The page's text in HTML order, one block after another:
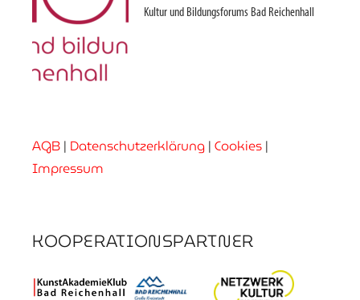
Kultur und Bildungsforums Bad Reichenhall
AGB | Datenschutzerklärung | Cookies |
Impressum
KOOPERATIONSPARTNER